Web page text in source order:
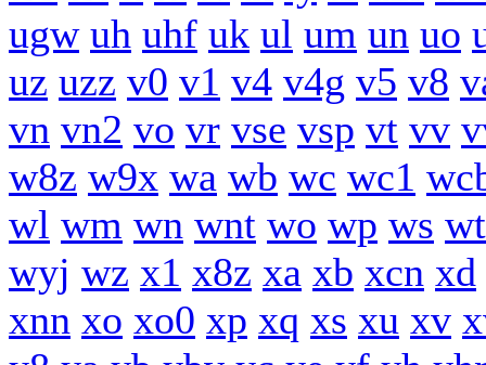
ugw uh uhf uk ul um un uo
uz uzz v0 v1 v4 v4g v5 v8
vn vn2 vo vr vse vsp vt vv
w8z w9x wa wb wc wc1
wl wm wn wnt wo wp ws wt
wyj wz x1 x8z xa xb xcn xd
xnn xo xo0 xp xq xs xu xv